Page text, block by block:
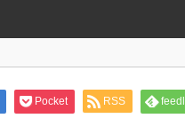
Pocket RSS